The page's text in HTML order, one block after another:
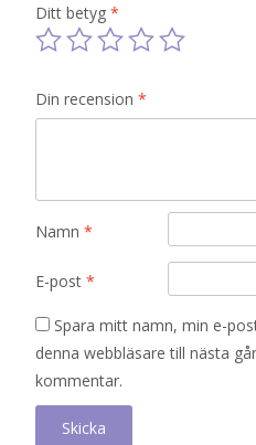
Ditt betyg *
Din recension *
Namn *
E-post *
Spara mitt namn, min e-
denna webbläsare till nästa
kommentar.